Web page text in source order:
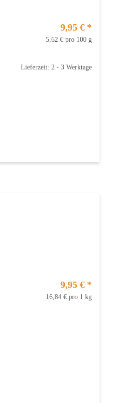
9,95 € *
5,62 € pro 100 g
Lieferzeit: 2 - 3 Werktage
9,95 € *
16,84 € pro 1 kg